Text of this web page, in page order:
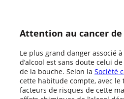
Attention au cancer de
Le plus grand danger associé
d’alcool est sans doute celui
de la bouche. Selon la Société
cette habitude compte, avec le
facteurs de risques de cette